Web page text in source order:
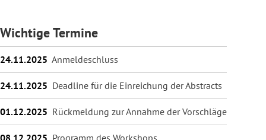
Wichtige Termine
24.11.2025 Anmeldeschluss
24.11.2025 Deadline für die Einreichung der Abstracts
01.12.2025 Rückmeldung zur Annahme der Vorschläge
08.12.2025 Programm des Workshops